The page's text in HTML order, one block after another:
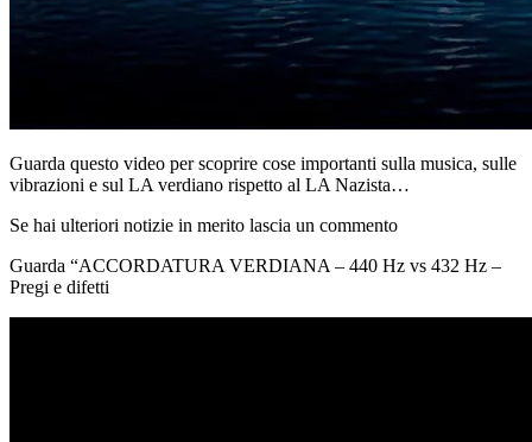
Guarda questo video per scoprire cose importanti sulla musica, sulle
vibrazioni e sul LA verdiano rispetto al LA Nazista…
Se hai ulteriori notizie in merito lascia un commento
Guarda “ACCORDATURA VERDIANA – 440 Hz vs 432 Hz –
Pregi e difetti